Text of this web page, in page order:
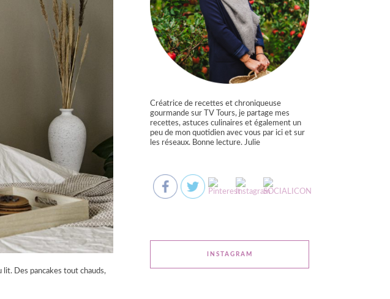
lit. Des pancakes tout chauds,
Créatrice de recettes et chroniqueuse
gourmande sur TV Tours, je partage mes
recettes, astuces culinaires et également un
peu de mon quotidien avec vous par ici et sur
les réseaux. Bonne lecture. Julie
INSTAGRAM